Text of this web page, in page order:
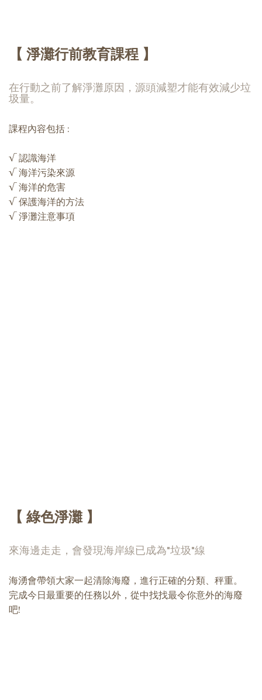
【 淨灘行前教育課程 】
在行動之前了解淨灘原因，源頭減塑才能有效減少垃
圾量。
課程內容包括 :
√ 認識海洋
√ 海洋污染來源
√ 海洋的危害
√ 保護海洋的方法
√ 淨灘注意事項
【 綠色淨灘 】
來海邊走走，會發現海岸線已成為"垃圾"線
海湧會帶領大家一起清除海廢，進行正確的分類、秤重。
完成今日最重要的任務以外，從中找找最令你意外的海廢
吧!